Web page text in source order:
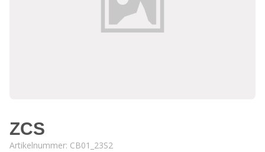
ZCS
Artikelnummer: CB01_23S2